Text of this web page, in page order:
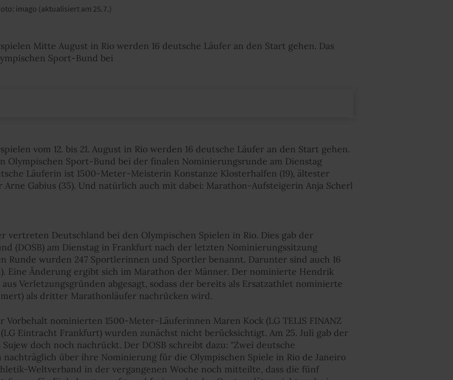
imago (aktualisiert am 25.7.)
Mitte August in Rio werden 16 deutsche Läufer an den Start gehen. Das
Sport-Bund bei
vom 12. bis 21. August in Rio werden 16 deutsche Läufer an den Start gehen.
Olympischen Sport-Bund bei der finalen Nominierungsrunde am Dienstag
Läuferin ist 1500-Meter-Meisterin Konstanze Klosterhalfen (19), ältester
Gabius (35). Und natürlich auch mit dabei: Marathon-Aufsteigerin Anja Scherl
vertreten Deutschland bei den Olympischen Spielen in Rio. Dies gab der
(DOSB) am Dienstag in Frankfurt nach der letzten Nominierungssitzung
Runde wurden 247 Sportlerinnen und Sportler benannt. Darunter sind auch 16
Eine Änderung ergibt sich im Marathon der Männer. Der nominierte Hendrik
Verletzungsgründen abgesagt, sodass der bereits als Ersatzathlet nominierte
als dritter Marathonläufer nachrücken wird.
Vorbehalt nominierten 1500-Meter-Läuferinnen Maren Kock (LG TELIS FINANZ
Eintracht Frankfurt) wurden zunächst nicht berücksichtigt. Am 25. Juli gab der
Sujew doch noch nachrückt. Der DOSB schreibt dazu: "Zwei deutsche
über ihre Nominierung für die Olympischen Spiele in Rio de Janeiro
Weltverband in der vergangenen Woche noch mitteilte, dass die fünf